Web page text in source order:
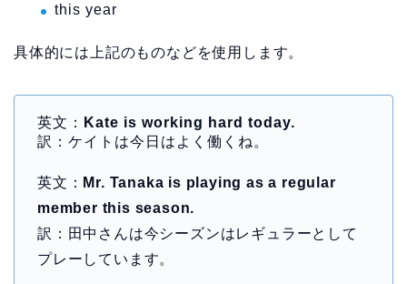
this year
具体的には上記のものなどを使用します。
英文：
Kate is working hard today.
訳：ケイトは今日はよく働くね。
英文： Mr. Tanaka is playing as a regular
member this season.
訳：田中さんは今シーズンはレギュラーとして
プレーしています。